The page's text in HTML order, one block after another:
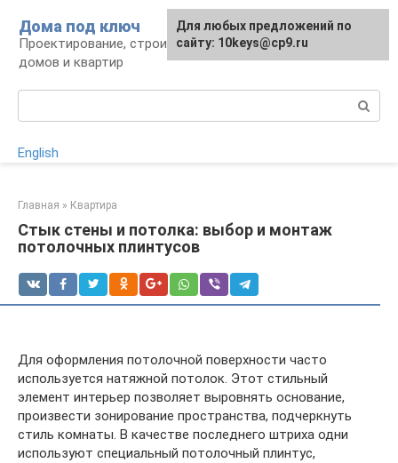
контенту
Дома под ключ
Проектирование, строительство и отделка
домов и квартир
English
Главная » Квартира
Стык стены и потолка: выбор и монтаж
потолочных плинтусов
Для оформления потолочной поверхности часто
используется натяжной потолок. Этот стильный
элемент интерьер позволяет выровнять основание,
произвести зонирование пространства, подчеркнуть
стиль комнаты. В качестве последнего штриха одни
используют специальный потолочный плинтус,
Для любых предложений по
сайту: 10keys@cp9.ru